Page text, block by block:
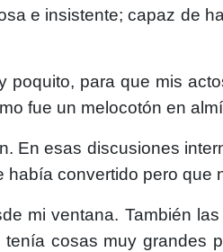
e insistente; capaz de
para que mis
fue un melocotón en
En esas discusiones
convertido pero que
mi ventana. También
cosas muy grandes